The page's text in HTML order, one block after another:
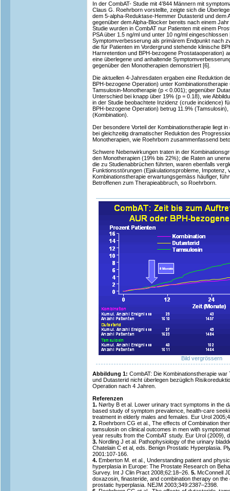
In der CombAT- Studie mit 4’844 Männern mit
Claus G. Roehrborn vorstellte, zeigte sich die
dem 5-alpha-Reduktase-Hemmer Dutasterid und dem
gegenüber dem Alpha-Blocker bereits nach einem
Studie wurden in CombAT nur Patienten mit einem
PSA über 1.5 ng/ml und unter 10 ng/ml eingeschlossen
Symptomverbesserung als primärem Endpunkt nach
die für Patienten im Vordergrund stehende klinische
Harnretention und BPH-bezogene Prostataoperation)
eine überlegene und anhaltende
gegenüber den Monotherapien demonstriert [6].
Die aktuellen 4-Jahresdaten ergaben eine Reduktion
BPH-bezogene Operation) unter
Tamsulosin-Monotherapie (p < 0.001); gegenüber
Unterschied bei knapp über 19% (p = 0.18), wie
in der Studie beobachtete Inzidenz (crude incidence)
BPH-bezogene Operation) betrug 11.9%
(Kombination).
Der besondere Vorteil der Kombinationstherapie liegt
bei gleichzeitig dramatischer Reduktion des
Monotherapien, wie Roehrborn zusammenfassend
Schwere Nebenwirkungen traten in der
den Monotherapien (19% bis 22%); die Raten an
die zu Studienabbrüchen führten, waren ebenfalls
Funktionsstörungen (Ejakulationsprobleme, Impotenz,
Kombinationstherapie erwartungsgemäss häufiger,
Betroffenen zum Therapieabbruch, so Roehrborn.
Bild vergrössern
Abbildung 1: CombAT: Die Kombinationstherapie
und Dutasterid nicht überlegen bezüglich
Operation nach 4 Jahren.
Referenzen
1. Nørby B et al. Lower urinary tract symptoms in the
based study of symptom prevalence, health-care
treatment in elderly males and females. Eur Urol
2. Roehrborn CG et al., The effects of Combination
tamsulosin on clinical outcomes in men with
year results from the CombAT study. Eur Urol (2009),
3. Nordling J et al. Pathophysiology of the urinary
Chatelain C et al, eds. Benign Prostatic Hyperplasia.
2001:107-166.
4. Emberton M. et al., Understanding patient and
hyperplasia in Europe: The Prostate Research on
Survey. Int J Clin Pract 2008;62:18–26. 5. McConnell
doxazosin, finasteride, and combination therapy on
prostatic hyperplasia. NEJM 2003;349:2387–2398.